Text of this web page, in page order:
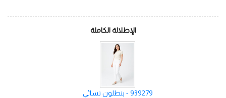
الإطلالة الكاملة
939279 - بنطلون نسائي